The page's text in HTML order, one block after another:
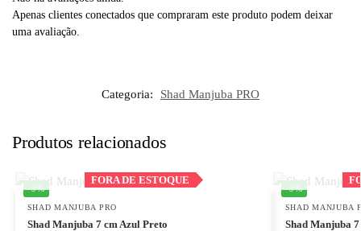
Apenas clientes conectados que compraram este produto podem deixar
uma avaliação.
Categoria: Shad Manjuba PRO
Produtos relacionados
FORA DE ESTOQUE
-9%
Out of stock
FORA DE ESTOQUE
SHAD MANJUBA PRO
Shad Manjuba 7 cm Azul Preto
-9%
SHAD MANJUBA
Shad Manjuba